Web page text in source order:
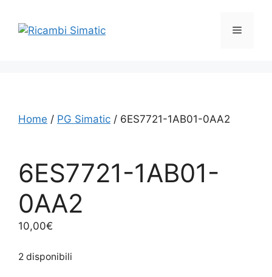
contenuto
Menu
Home / PG Simatic / 6ES7721-1AB01-0AA2
6ES7721-1AB01-
0AA2
10,00€
2 disponibili